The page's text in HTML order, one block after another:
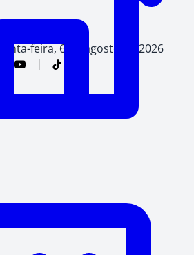
quinta-feira, 6 de agosto de 2026